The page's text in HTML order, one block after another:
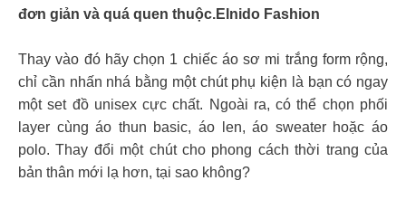
đơn giản và quá quen thuộc.Elnido Fashion
Thay vào đó hãy chọn 1 chiếc áo sơ mi trắng form rộng,
chỉ cần nhấn nhá bằng một chút phụ kiện là bạn có ngay
một set đồ unisex cực chất. Ngoài ra, có thể chọn phối
layer cùng áo thun basic, áo len, áo sweater hoặc áo
polo. Thay đổi một chút cho phong cách thời trang của
bản thân mới lạ hơn, tại sao không?